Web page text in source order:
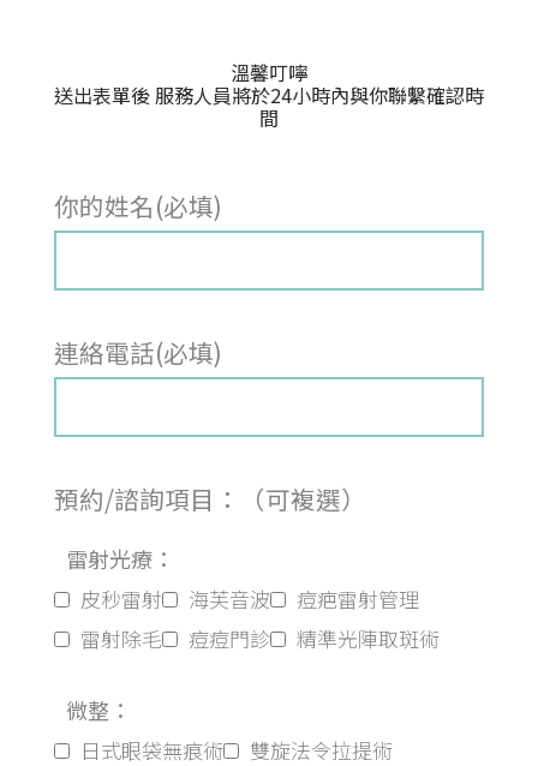
溫馨叮嚀
送出表單後 服務人員將於24小時內與你聯繫確認時
間
你的姓名(必填)
連絡電話(必填)
預約/諮詢項目：（可複選）
雷射光療：
皮秒雷射 海芙音波
痘疤雷射管理
雷射除毛
痘痘門診 精準光陣取斑術
微整：
日式眼袋無痕術
雙旋法令拉提術